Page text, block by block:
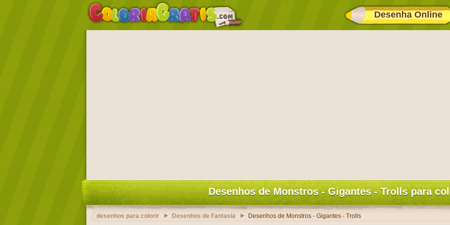
Desenha Online
Desenhos de Monstros - Gigantes - Trolls para
desenhos para colorir Desenhos de Fantasia Desenhos de Monstros - Gigantes - Trolls